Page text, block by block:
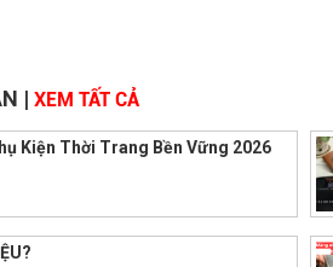
| XEM TẤT CẢ
Kiện Thời Trang Bền Vững 2026